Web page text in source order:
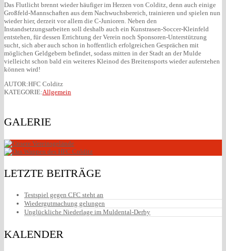
Das Flutlicht brennt wieder häufiger im Herzen von Colditz, denn auch einige
Großfeld-Mannschaften aus dem Nachwuchsbereich, trainieren und spielen nun
wieder hier, derzeit vor allem die C-Junioren. Neben den
Instandsetzungsarbeiten soll deshalb auch ein Kunstrasen-Soccer-Kleinfeld
entstehen, für dessen Errichtung der Verein noch Sponsoren-Unterstützung
sucht, sich aber auch schon in hoffentlich erfolgreichen Gesprächen mit
möglichen Geldgebern befindet, sodass mitten in der Stadt an der Mulde
vielleicht schon bald ein weiteres Kleinod des Breitensports wieder auferstehen
können wird!
AUTOR:HFC Colditz
KATEGORIE:Allgemein
GALERIE
Vereinsgelände des HFC
LETZTE BEITRÄGE
Testspiel gegen CFC steht an
Wiedergutmachung gelungen
Unglückliche Niederlage im Muldental-Derby
KALENDER